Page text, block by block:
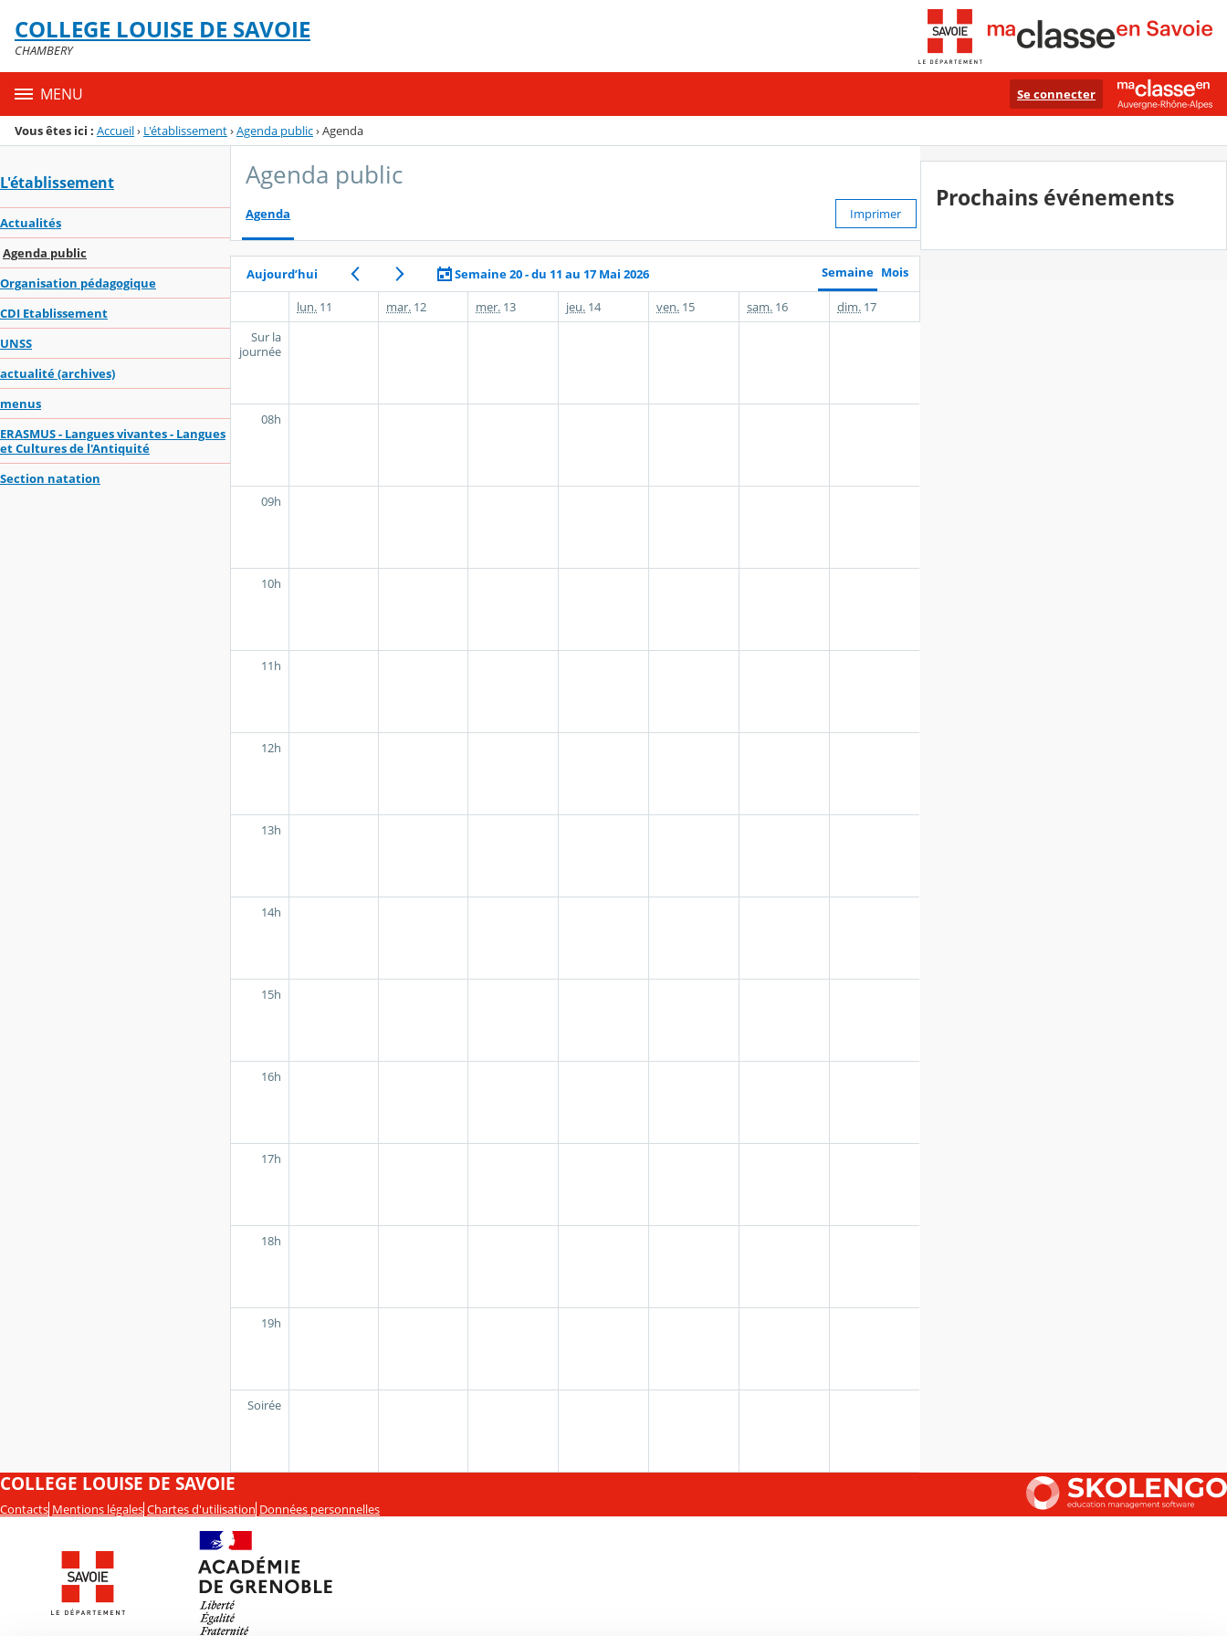
Menu de la rubrique
Contenu
COLLEGE LOUISE DE SAVOIE
CHAMBERY
MENU Se connecter
Vous êtes ici : Accueil› L'établissement›Agenda public›Agenda
L'établissement
Actualités
Agenda public
Organisation pédagogique
CDI Etablissement
UNSS
actualité (archives)
menus
ERASMUS - Langues vivantes - Langues
et Cultures de l'Antiquité
Section natation
Agenda public
Agenda Imprimer
Aujourd’hui Semaine 20 - du 11 au 17 Mai 2026 Semaine Mois
lun. 11 mar. 12 mer. 13 jeu. 14 ven. 15 sam. 16 dim. 17
Sur la
journée
08h
09h
10h
11h
12h
13h
14h
15h
16h
17h
18h
19h
Soirée
Prochains événements
COLLEGE LOUISE DE SAVOIE
Contacts Mentions légales Chartes d'utilisation Données personnelles